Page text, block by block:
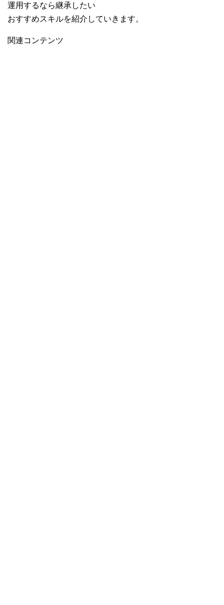
運用するなら継承したい
おすすめスキルを紹介していきます。
関連コンテンツ